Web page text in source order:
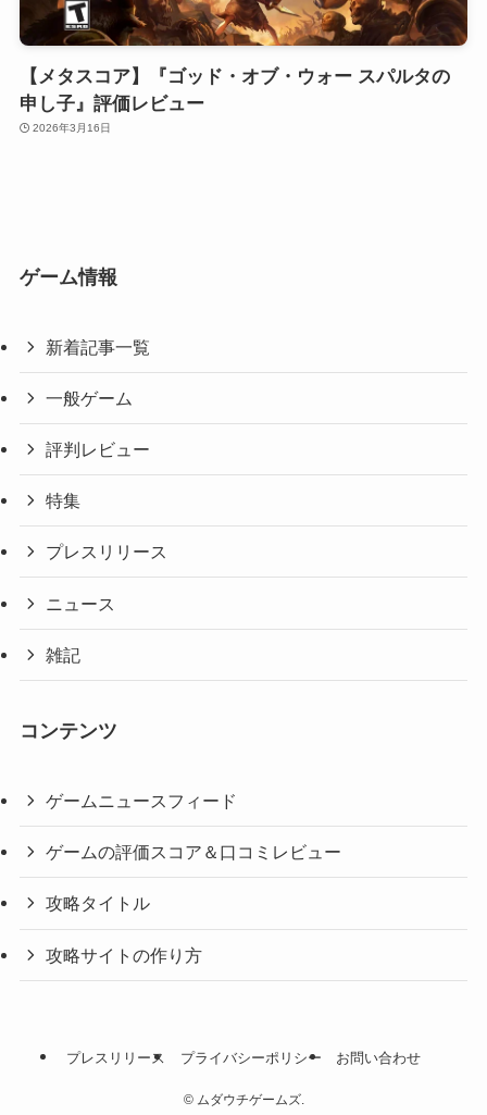
【メタスコア】『ゴッド・オブ・ウォー スパルタの
申し子』評価レビュー
2026年3月16日
ゲーム情報
新着記事一覧
一般ゲーム
評判レビュー
特集
プレスリリース
ニュース
雑記
コンテンツ
ゲームニュースフィード
ゲームの評価スコア＆口コミレビュー
攻略タイトル
攻略サイトの作り方
プレスリリース プライバシーポリシー お問い合わせ
©ムダウチゲームズ.